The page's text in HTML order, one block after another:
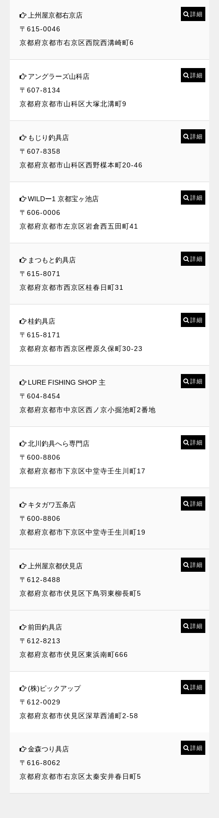
上州屋京都右京店
〒615-0046
京都府京都市右京区西院西溝崎町6
詳細
アングラーズ山科店
〒607-8134
京都府京都市山科区大塚北溝町9
詳細
もじり釣具店
〒607-8358
京都府京都市山科区西野楳本町20-46
詳細
WILDー1 京都宝ヶ池店
〒606-0006
京都府京都市左京区岩倉西五田町41
詳細
まつもと釣具店
〒615-8071
京都府京都市西京区桂春日町31
詳細
桂釣具店
〒615-8171
京都府京都市西京区樫原久保町30-23
詳細
LURE FISHING SHOP 主
〒604-8454
京都府京都市中京区西ノ京小掘池町2番地
詳細
北川釣具へら専門店
〒600-8806
京都府京都市下京区中堂寺壬生川町17
詳細
キタガワ五条店
〒600-8806
京都府京都市下京区中堂寺壬生川町19
詳細
上州屋京都伏見店
〒612-8488
京都府京都市伏見区下鳥羽東柳長町5
詳細
前田釣具店
〒612-8213
京都府京都市伏見区東浜南町666
詳細
(株)ピックアップ
〒612-0029
京都府京都市伏見区深草西浦町2-58
詳細
金森つり具店
〒616-8062
京都府京都市右京区太秦安井春日町5
詳細